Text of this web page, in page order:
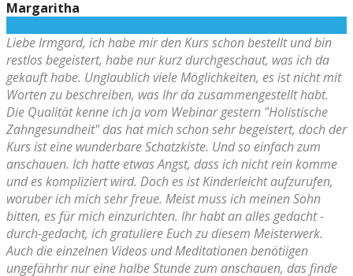
Margaritha
Liebe Irmgard, ich habe mir den Kurs schon bestellt und bin
restlos begeistert, habe nur kurz durchgeschaut, was ich da
gekauft habe. Unglaublich viele Möglichkeiten, es ist nicht mit
Worten zu beschreiben, was Ihr da zusammengestellt habt.
Die Qualität kenne ich ja vom Webinar gestern "Holistische
Zahngesundheit" das hat mich schon sehr begeistert, doch der
Kurs ist eine wunderbare Schatzkiste. Und so einfach zum
anschauen. Ich hatte etwas Angst, dass ich nicht rein komme
und es kompliziert wird. Doch es ist Kinderleicht aufzurufen,
woruber ich mich sehr freue. Meist muss ich meinen Sohn
bitten, es für mich einzurichten. Ihr habt an alles gedacht -
durch-gedacht, ich gratuliere Euch zu diesem Meisterwerk.
Auch die einzelnen Videos und Meditationen benötiigen
ungefährhr nur eine halbe Stunde zum anschauen, das finde